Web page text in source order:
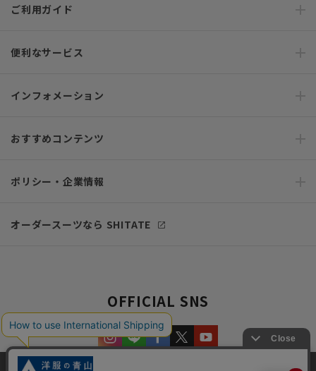
ご利用ガイド
便利なサービス
インフォメーション
おすすめコンテンツ
ポリシー・企業情報
オーダースーツなら SHITATE
OFFICIAL SNS